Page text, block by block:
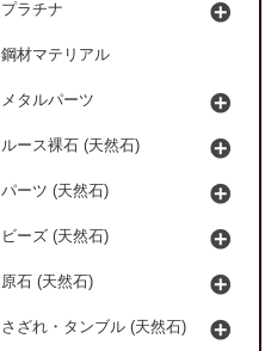
プラチナ
鋼材マテリアル
メタルパーツ
ルース裸石 (天然石)
パーツ (天然石)
ビーズ (天然石)
原石 (天然石)
さざれ・タンブル (天然石)